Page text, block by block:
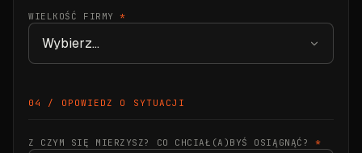
WIELKOŚĆ FIRMY*
04 / OPOWIEDZ O SYTUACJI
Z CZYM SIĘ MIERZYSZ? CO CHCIAŁ(A)BYŚ OSIĄGNĄĆ? *